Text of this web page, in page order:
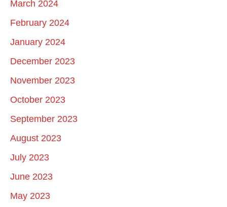
March 2024
February 2024
January 2024
December 2023
November 2023
October 2023
September 2023
August 2023
July 2023
June 2023
May 2023